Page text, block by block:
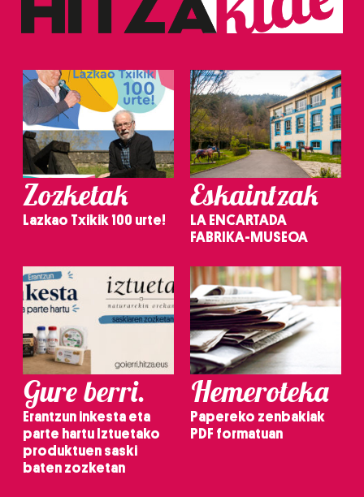
Zozketak
Lazkao Txikik 100 urte!
Eskaintzak
LA ENCARTADA
FABRIKA-MUSEOA
Gure berri.
Erantzun inkesta eta
parte hartu Iztuetako
produktuen saski
baten zozketan
Hemeroteka
Papereko zenbakiak
PDF formatuan